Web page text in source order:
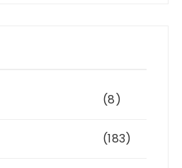
(8)
(183)